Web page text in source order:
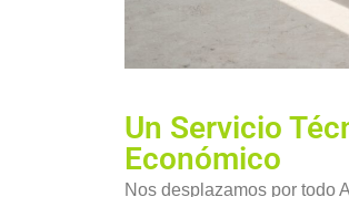
Un Servicio
Económico
Nos desplazamos por todo